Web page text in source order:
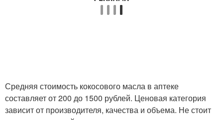
Средняя стоимость кокосового масла в аптеке
составляет от 200 до 1500 рублей. Ценовая категория
зависит от производителя, качества и объема. Не стоит